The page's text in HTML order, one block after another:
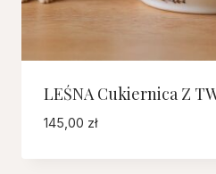
LEŚNA Cukiernica Z
145,00 zł